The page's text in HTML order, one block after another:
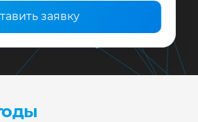
заявку